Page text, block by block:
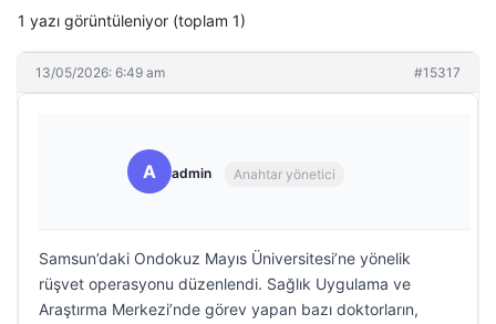
1 yazı görüntüleniyor (toplam 1)
13/05/2026: 6:49 am #15317
A admin Anahtar yönetici
Samsun’daki Ondokuz Mayıs Üniversitesi’ne yönelik
rüşvet operasyonu düzenlendi. Sağlık Uygulama ve
Araştırma Merkezi’nde görev yapan bazı doktorların,